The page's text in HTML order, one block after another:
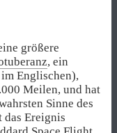
größere
, ein
im Englischen),
Meilen, und hat
Sinne des
das Ereignis